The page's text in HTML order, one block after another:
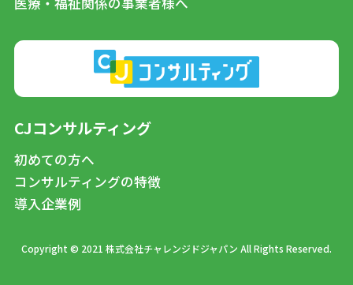
CJコンサルティング
初めての方へ
コンサルティングの特徴
導入企業例
Copyright © 2021 株式会社チャレンジドジャパン All Rights Reserved.